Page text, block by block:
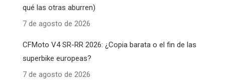
qué las otras aburren)
7 de agosto de 2026
CFMoto V4 SR-RR 2026: ¿Copia barata o el fin de las
superbike europeas?
7 de agosto de 2026